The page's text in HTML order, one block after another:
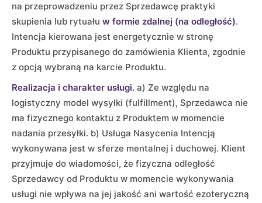
na przeprowadzeniu przez Sprzedawcę praktyki
skupienia lub rytuału w formie zdalnej (na odległość).
Intencja kierowana jest energetycznie w stronę
Produktu przypisanego do zamówienia Klienta, zgodnie
z opcją wybraną na karcie Produktu.
Realizacja i charakter usługi. a) Ze względu na
logistyczny model wysyłki (fulfillment), Sprzedawca nie
ma fizycznego kontaktu z Produktem w momencie
nadania przesyłki. b) Usługa Nasycenia Intencją
wykonywana jest w sferze mentalnej i duchowej. Klient
przyjmuje do wiadomości, że fizyczna odległość
Sprzedawcy od Produktu w momencie wykonywania
usługi nie wpływa na jej jakość ani wartość ezoteryczną